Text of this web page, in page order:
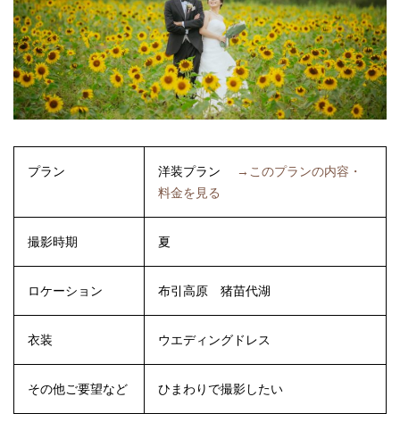
プラン 洋装プラン
→このプランの内容・
料金を見る
撮影時期 夏
ロケーション 布引高原 猪苗代湖
衣装 ウエディングドレス
その他ご要望など ひまわりで撮影したい